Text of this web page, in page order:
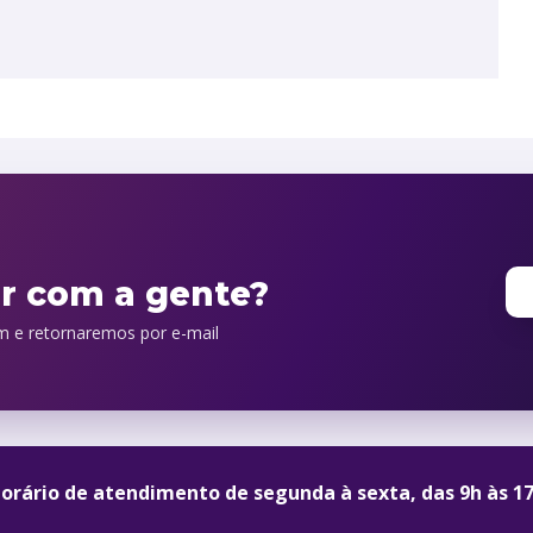
de atendimento de segunda à sexta, das 9h às